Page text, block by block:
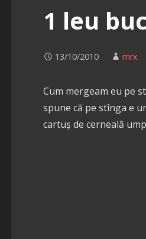
1 leu
13/10/2010 mrx
Cum mergeam eu pe
spune că pe stînga e
cartuș de cerneală